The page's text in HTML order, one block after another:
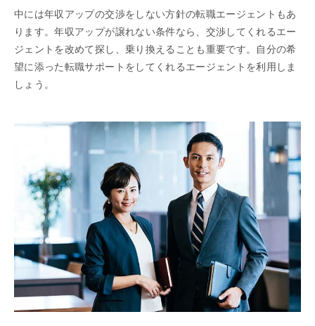
中には年収アップの交渉をしない方針の転職エージェントもあ
ります。年収アップが譲れない条件なら、交渉してくれるエー
ジェントを改めて探し、乗り換えることも重要です。自分の希
望に添った転職サポートをしてくれるエージェントを利用しま
しょう。